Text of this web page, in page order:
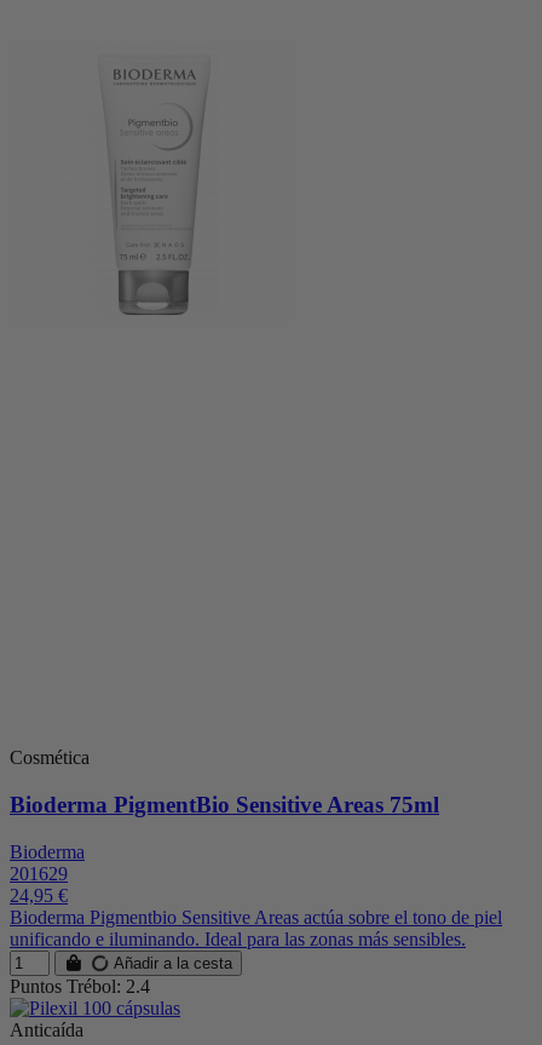
Cosmética
Bioderma PigmentBio Sensitive Areas 75ml
Bioderma
201629
24,95 €
Bioderma Pigmentbio Sensitive Areas actúa sobre el tono de piel
unificando e iluminando. Ideal para las zonas más sensibles.
Añadir a la cesta
Puntos Trébol: 2.4
Anticaída